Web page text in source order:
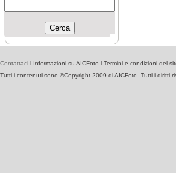
Contattaci l Informazioni su AICFoto l Termini e condizioni del
Tutti i contenuti sono ©Copyright 2009 di AICFoto. Tutti i diritti